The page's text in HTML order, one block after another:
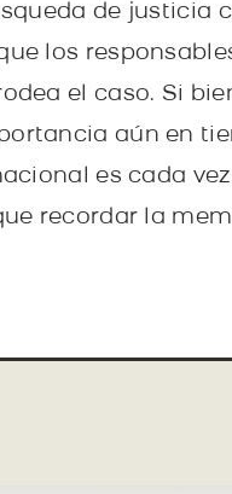
de justicia
los
el caso. Si
aún en
es cada
recordar la